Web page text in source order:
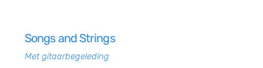
Songs and Strings
Met gitaarbegeleding